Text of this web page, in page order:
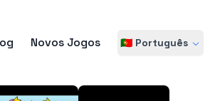
Novos Jogos 🇵🇹 Português